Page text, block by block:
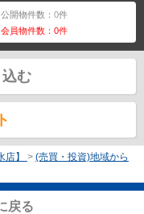
公開物件数：0件
会員物件数：0件
む
】 > (売買・投資)地域から
戻る